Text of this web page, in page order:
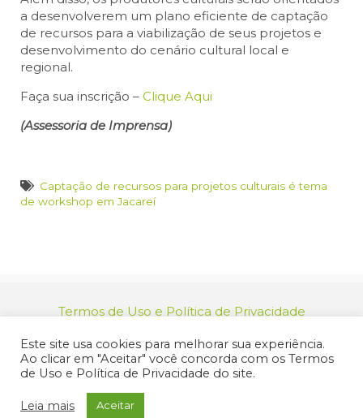
a desenvolverem um plano eficiente de captação
de recursos para a viabilização de seus projetos e
desenvolvimento do cenário cultural local e
regional.
Faça sua inscrição – Clique Aqui
(Assessoria de Imprensa)
Captação de recursos para projetos culturais é tema
de workshop em Jacareí
Termos de Uso e Política de Privacidade
46.694.139/0001-83 | (12) 3955-9000
Endereço: Praça dos Três Poderes, 73 - Centro -
Jacareí/SP - CEP 12327-170
Este site usa cookies para melhorar sua experiência.
Ao clicar em "Aceitar" você concorda com os Termos
de Uso e Política de Privacidade do site.
Leia mais Aceitar